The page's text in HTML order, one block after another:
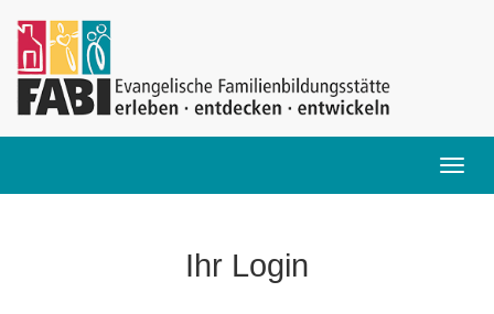
Ihr Login